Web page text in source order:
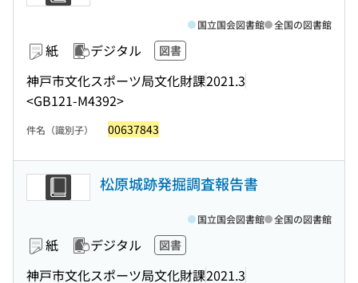
紙 デジタル 図書
神戸市文化スポーツ局文化財課2021.3
<GB121-M4392>
国立国会図書館 全国の図書館
件名（識別子） 00637843
松原城跡発掘調査報告書
紙 デジタル 図書
神戸市文化スポーツ局文化財課2021.3
国立国会図書館 全国の図書館